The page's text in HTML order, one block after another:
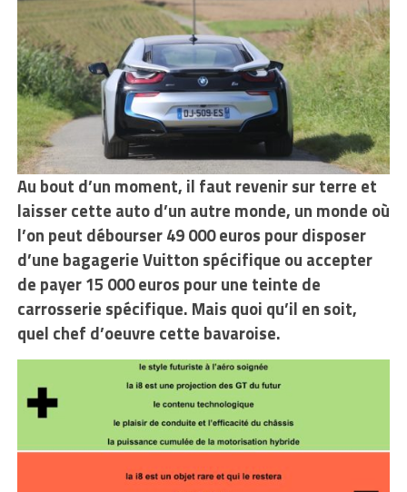
Au bout d’un moment, il faut revenir sur terre et
laisser cette auto d’un autre monde, un monde où
l’on peut débourser 49 000 euros pour disposer
d’une bagagerie Vuitton spécifique ou accepter
de payer 15 000 euros pour une teinte de
carrosserie spécifique. Mais quoi qu’il en soit,
quel chef d’oeuvre cette bavaroise.